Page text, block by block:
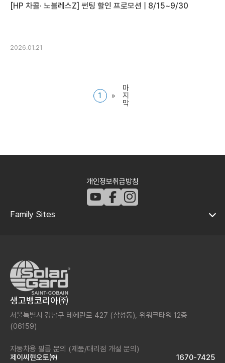
[HP 차콜· 노블레스Z] 썬팅 할인 프로모션 | 8/15~9/30
2026.01.21
1 »
마
지
막
개인정보취급방침
Family Sites
생고뱅코리아㈜
서울특별시 강남구 테헤란로 427 (삼성동), 위워크타워 12층
(06159)
자동차용 필름 문의 (제품/대리점 개설 문의)
제이씨현오토㈜
1670-7425